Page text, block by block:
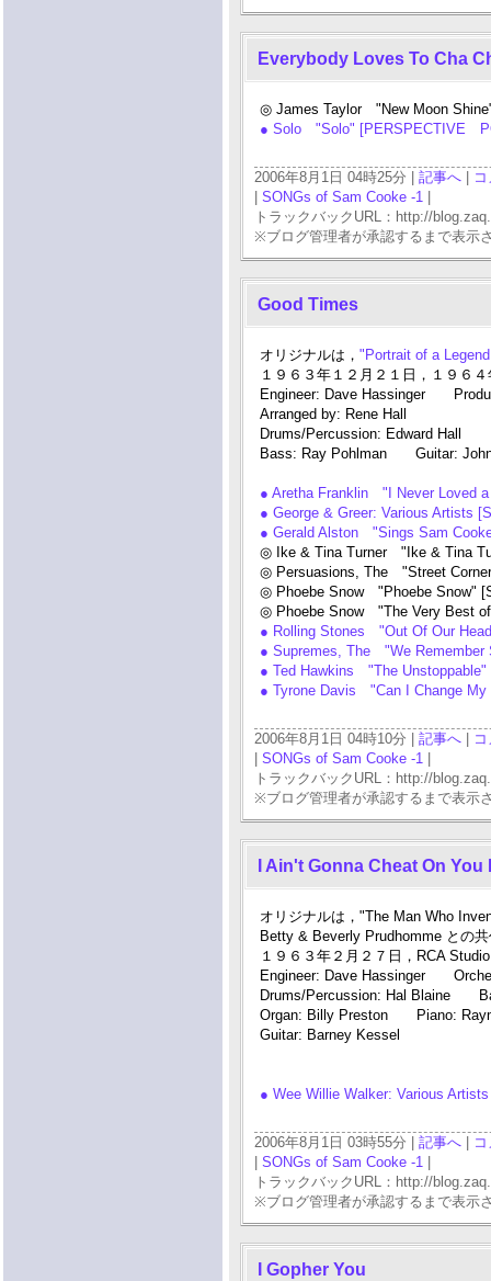
Everybody Loves To Cha
◎ James Taylor "New Moon
● Solo "Solo" [PERSPECTIVE
2006年8月1日 04時25分 | 記事へ
SONGs of Sam Cooke -1
トラックバックURL：http://
※ブログ管理者が承認するまで表示
Good Times
オリジナルは， "Portrait of a
１９６３年１２月２１日，１９６
Engineer: Dave Hassinger
Arranged by: Rene Hall
Drums/Percussion: Edward Hall
Bass: Ray Pohlman Guitar: John
● Aretha Franklin "I Never Loved
● George & Greer: Various Artists
● Gerald Alston "Sings Sam
◎ Ike & Tina Turner "Ike & Tina
◎ Persuasions, The "Street
◎ Phoebe Snow "Phoebe Snow"
◎ Phoebe Snow "The Very Best
● Rolling Stones "Out Of Our
● Supremes, The "We
● Ted Hawkins "The
● Tyrone Davis "Can I Change
2006年8月1日 04時10分 | 記事へ
SONGs of Sam Cooke -1
トラックバックURL：http://
※ブログ管理者が承認するまで表示
I Ain't Gonna Cheat On You
オリジナルは，"The Man Who
Betty & Beverly Prudhomme との
１９６３年２月２７日，RCA
Engineer: Dave Hassinger
Drums/Percussion: Hal Blaine
Organ: Billy Preston Piano:
Guitar: Barney Kessel
● Wee Willie Walker: Various
2006年8月1日 03時55分 | 記事へ
SONGs of Sam Cooke -1
トラックバックURL：http://
※ブログ管理者が承認するまで表示
I Gopher You